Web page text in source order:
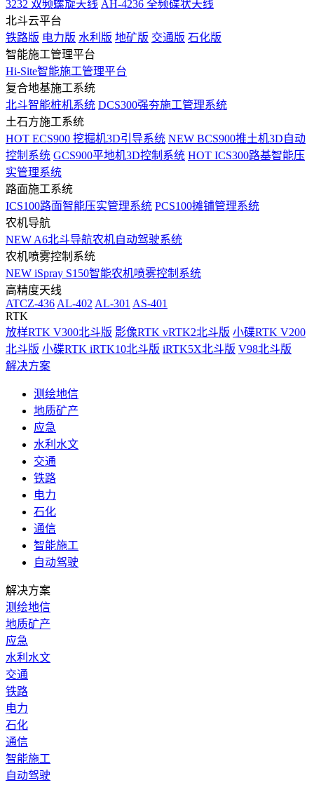
3232 双频螺旋天线 AH-4236 全频碟状天线
北斗云平台
铁路版 电力版 水利版 地矿版 交通版 石化版
智能施工管理平台
Hi-Site智能施工管理平台
复合地基施工系统
北斗智能桩机系统 DCS300强夯施工管理系统
土石方施工系统
HOT ECS900 挖掘机3D引导系统 NEW BCS900推土机3D自动
控制系统 GCS900平地机3D控制系统 HOT ICS300路基智能压
实管理系统
路面施工系统
ICS100路面智能压实管理系统 PCS100摊铺管理系统
农机导航
NEW A6北斗导航农机自动驾驶系统
农机喷雾控制系统
NEW iSpray S150智能农机喷雾控制系统
高精度天线
ATCZ-436 AL-402 AL-301 AS-401
RTK
放样RTK V300北斗版 影像RTK vRTK2北斗版 小碟RTK V200
北斗版 小碟RTK iRTK10北斗版 iRTK5X北斗版 V98北斗版
解决方案
测绘地信
地质矿产
应急
水利水文
交通
铁路
电力
石化
通信
智能施工
自动驾驶
解决方案
测绘地信
地质矿产
应急
水利水文
交通
铁路
电力
石化
通信
智能施工
自动驾驶